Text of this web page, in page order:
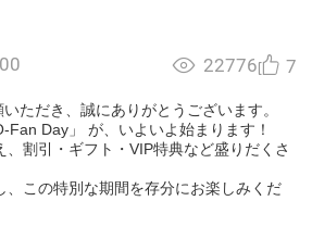
22776 7
ただき、誠にありがとうございます。
Fan Day 」 が、いよいよ始まります！
割引
・ ギフト ・VIP特典など盛りだくさ
、この特別な期間を存分にお楽しみくだ